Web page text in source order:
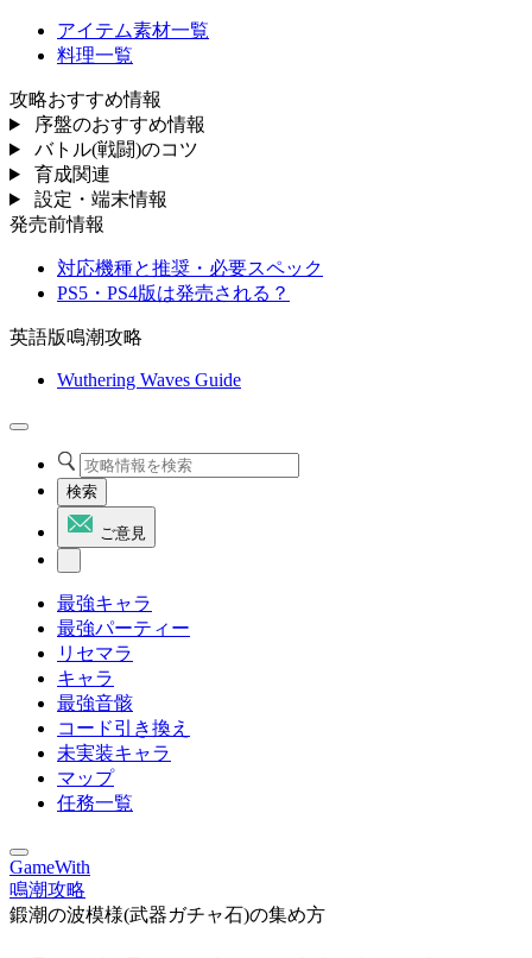
アイテム素材一覧
料理一覧
攻略おすすめ情報
序盤のおすすめ情報
バトル(戦闘)のコツ
育成関連
設定・端末情報
発売前情報
対応機種と推奨・必要スペック
PS5・PS4版は発売される？
英語版鳴潮攻略
Wuthering Waves Guide
検索
ご意見
最強キャラ
最強パーティー
リセマラ
キャラ
最強音骸
コード引き換え
未実装キャラ
マップ
任務一覧
GameWith
鳴潮攻略
鍛潮の波模様(武器ガチャ石)の集め方